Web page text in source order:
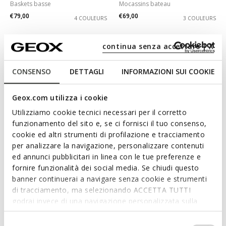
CONSENSO DETTAGLI INFORMAZIONI SUI COOKIE
Geox.com utilizza i cookie
Utilizziamo cookie tecnici necessari per il corretto
funzionamento del sito e, se ci fornisci il tuo consenso,
cookie ed altri strumenti di profilazione e tracciamento
per analizzare la navigazione, personalizzare contenuti
ed annunci pubblicitari in linea con le tue preferenze e
fornire funzionalità dei social media. Se chiudi questo
banner continuerai a navigare senza cookie e strumenti
di tracciamento, ma selezionando ACCETTA TUTTI
godrai invece di una navigazione personalizzata sulla
base dei tuoi gusti ed interessi. Selezionando
IMPOSTAZIONI potrai anche scegliere quali cookies ed
continua senza accettare | X
Baskets basse
€79,00
4 COULEURS
Mocassins bateau
€69,00
3 COULEURS
DERNIERS PRIX D'ÉTÉ
SPHERICA ECUB-1 B HOMME
Mocassins en daim
€75,00
4 COULEURS
DERNIERS PRIX D'ÉTÉ
SPHERICA ECUB-1 B HOMME
Mocassins en daim
€79,00
4 COULEURS